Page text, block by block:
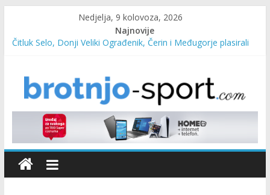
Nedjelja, 9 kolovoza, 2026
Najnovije
Čitluk Selo, Donji Veliki Ograđenik, Čerin i Međugorje plasirali
Marin Čilić napredovao na ATP ljestvici
Poznati polufinalisti MNL MZ općine Čitluk – Brotnjo 2026.
Predsjednica Vlade Marija Buhač, ministar Ivo Bevanda i
načelnik Marin Radišić čestitali organizatoricama na realizaciji
sportsko edukativnog kampa “Izlazi vani”